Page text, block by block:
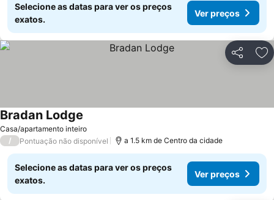
Selecione as datas para ver os preços
exatos.
Ver preços
Partilhar
Casa/apartamento inteiro
Bradan Lodge
/ Pontuação não disponível a 1.5 km de Centro da cidade
Selecione as datas para ver os preços
exatos.
Ver preços